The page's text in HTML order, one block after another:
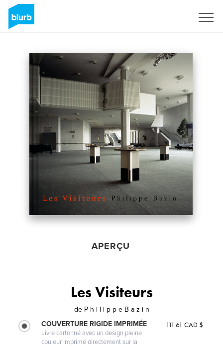
APERÇU
Les Visiteurs
de P h i l i p p e B a z i n
COUVERTURE RIGIDE IMPRIMÉE
Livre cartonné avec un design pleine
couleur imprimé directement sur la
111.61 CAD $